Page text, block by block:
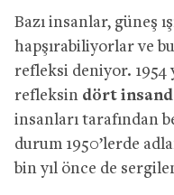
Bazı insanlar, güneş
hapşırabiliyorlar ve
refleksi deniyor. 1954
refleksin dört
insanları tarafından
durum 1950’lerde
bin yıl önce de